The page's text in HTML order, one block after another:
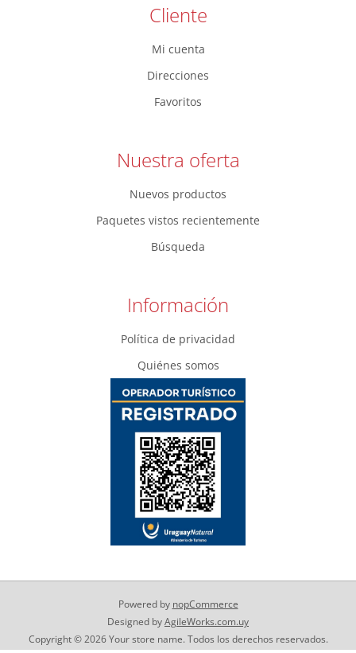
Cliente
Mi cuenta
Direcciones
Favoritos
Nuestra oferta
Nuevos productos
Paquetes vistos recientemente
Búsqueda
Información
Política de privacidad
Quiénes somos
Powered by nopCommerce
Designed byAgileWorks.com.uy
Copyright © 2026 Your store name. Todos los derechos reservados.